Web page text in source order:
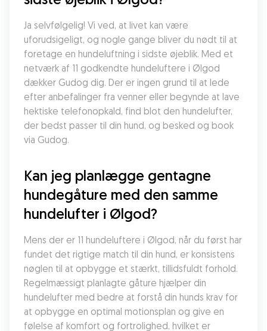
Ja selvfølgelig! Vi ved, at livet kan være
uforudsigeligt, og nogle gange bliver du nødt til at
foretage en hundeluftning i sidste øjeblik. Med et
netværk af 11 godkendte hundeluftere i Ølgod
dækker Gudog dig. Der er ingen grund til at lede
efter anbefalinger fra venner eller begynde at lave
hektiske telefonopkald, find blot den hundelufter,
der bedst passer til din hund, og besked og book
via Gudog.
Kan jeg planlægge gentagne
hundegåture med den samme
hundelufter i Ølgod?
Mens der er 11 hundeluftere i Ølgod, når du først har
fundet det rigtige match til din hund, er konsistens
nøglen til at opbygge et stærkt, tillidsfuldt forhold.
Regelmæssigt planlagte gåture hjælper din
hundelufter med bedre at forstå din hunds krav for
at opbygge en optimal motionsplan og give en
følelse af komfort og fortrolighed, hvilket er